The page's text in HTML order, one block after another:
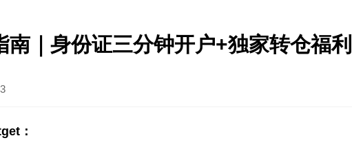
｜身份证三分钟开户+独家转仓福利
：